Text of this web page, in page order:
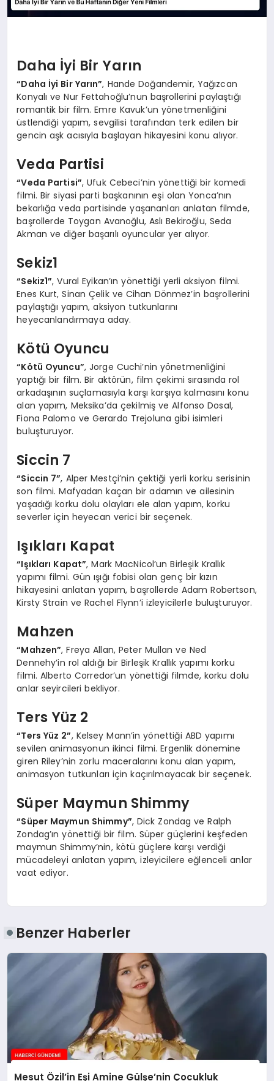
Daha İyi Bir Yarın
“Daha İyi Bir Yarın”, Hande Doğandemir, Yağızcan
Konyalı ve Nur Fettahoğlu’nun başrollerini paylaştığı
romantik bir film. Emre Kavuk’un yönetmenliğini
üstlendiği yapım, sevgilisi tarafından terk edilen bir
gencin aşk acısıyla başlayan hikayesini konu alıyor.
Veda Partisi
“Veda Partisi”, Ufuk Cebeci’nin yönettiği bir komedi
filmi. Bir siyasi parti başkanının eşi olan Yonca’nın
bekarlığa veda partisinde yaşananları anlatan filmde,
başrollerde Toygan Avanoğlu, Aslı Bekiroğlu, Seda
Akman ve diğer başarılı oyuncular yer alıyor.
Sekiz1
“Sekiz1”, Vural Eyikan’ın yönettiği yerli aksiyon filmi.
Enes Kurt, Sinan Çelik ve Cihan Dönmez’in başrollerini
paylaştığı yapım, aksiyon tutkunlarını
heyecanlandırmaya aday.
Kötü Oyuncu
“Kötü Oyuncu”, Jorge Cuchi’nin yönetmenliğini
yaptığı bir film. Bir aktörün, film çekimi sırasında rol
arkadaşının suçlamasıyla karşı karşıya kalmasını konu
alan yapım, Meksika’da çekilmiş ve Alfonso Dosal,
Fiona Palomo ve Gerardo Trejoluna gibi isimleri
buluşturuyor.
Siccin 7
“Siccin 7”, Alper Mestçi’nin çektiği yerli korku serisinin
son filmi. Mafyadan kaçan bir adamın ve ailesinin
yaşadığı korku dolu olayları ele alan yapım, korku
severler için heyecan verici bir seçenek.
Işıkları Kapat
“Işıkları Kapat”, Mark MacNicol’un Birleşik Krallık
yapımı filmi. Gün ışığı fobisi olan genç bir kızın
hikayesini anlatan yapım, başrollerde Adam Robertson,
Kirsty Strain ve Rachel Flynn’i izleyicilerle buluşturuyor.
Mahzen
“Mahzen”, Freya Allan, Peter Mullan ve Ned
Dennehy’in rol aldığı bir Birleşik Krallık yapımı korku
filmi. Alberto Corredor’un yönettiği filmde, korku dolu
anlar seyircileri bekliyor.
Ters Yüz 2
“Ters Yüz 2”, Kelsey Mann’in yönettiği ABD yapımı
sevilen animasyonun ikinci filmi. Ergenlik dönemine
giren Riley’nin zorlu maceralarını konu alan yapım,
animasyon tutkunları için kaçırılmayacak bir seçenek.
Süper Maymun Shimmy
“Süper Maymun Shimmy”, Dick Zondag ve Ralph
Zondag’ın yönettiği bir film. Süper güçlerini keşfeden
maymun Shimmy’nin, kötü güçlere karşı verdiği
mücadeleyi anlatan yapım, izleyicilere eğlenceli anlar
vaat ediyor.
Benzer Haberler
Mesut Özil’in Eşi Amine Gülşe’nin Çocukluk